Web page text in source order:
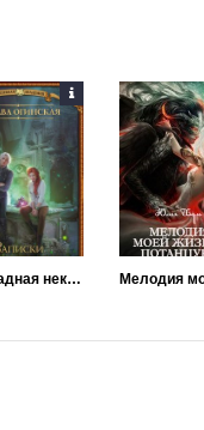
Прикладная некромантия. Записки между страниц